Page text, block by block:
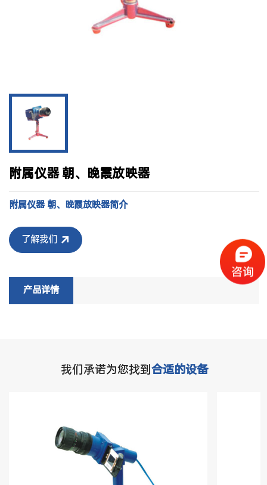
附属仪器 朝、晚霞放映器
附属仪器 朝、晚霞放映器简介
了解我们
产品详情
我们承诺为您找到 合适的设备